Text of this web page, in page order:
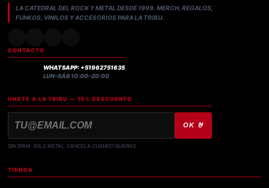
LA CATEDRAL DEL ROCK Y METAL DESDE 1999. MERCH, REGALOS,
FUNKOS, VINILOS Y ACCESORIOS PARA LA TRIBU.
CONTACTO
WHATSAPP: +51962751635
LUN–SÁB 10:00–20:00
ÚNETE A LA TRIBU — 15% DESCUENTO
OK 🤘
SIN SPAM. SOLO METAL. CANCELA CUANDO QUIERAS.
TIENDA